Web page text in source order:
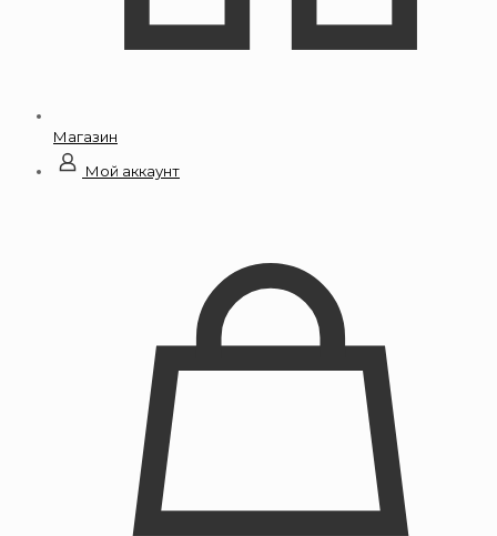
Магазин
Мой аккаунт